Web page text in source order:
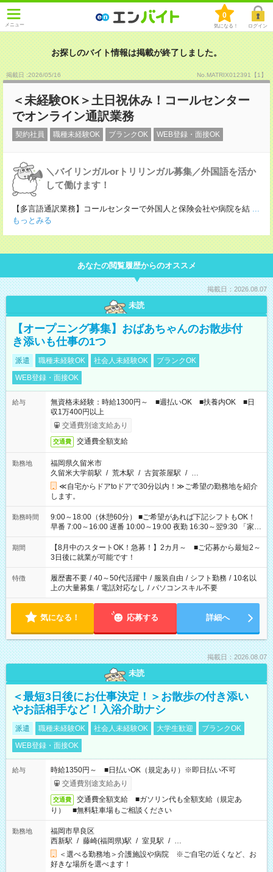
メニュー
0
気になる！ ログイン
お探しのバイト情報は掲載が終了しました。
掲載日 :2026/05/16 No.MATRIX012391【1】
＜未経験OK＞土日祝休み！コールセンター
でオンライン通訳業務
契約社員 職種未経験OK ブランクOK WEB登録・面接OK
＼バイリンガルorトリリンガル募集／外国語を活か
して働けます！
【多言語通訳業務】コールセンターで外国人と保険会社や病院を結 ...
もっとみる
あなたの閲覧履歴からのオススメ
掲載日：2026.08.07
未読
【オープニング募集】おばあちゃんのお散歩付
き添いも仕事の1つ
派遣 職種未経験OK 社会人未経験OK
ブランクOK
WEB登録・面接OK
給与
無資格未経験：時給1300円～ ■週払いOK ■扶養内OK ■日
収1万400円以上
交通費別途支給あり
交通費 交通費全額支給
勤務地
福岡県久留米市
久留米大学前駅 / 荒木駅 / 古賀茶屋駅 / …
≪自宅からドアtoドアで30分以内！≫ご希望の勤務地を紹介
します。
勤務時間
9:00～18:00（休憩60分） ■ご希望があれば下記シフトもOK！
早番 7:00～16:00 遅番 10:00～19:00 夜勤 16:30～翌9:30 「家族
と休みを合わせたい」 「余裕を持って夕飯の準備がしたい」
「できれば残業はしたくない」 など、ご希望を教えてください
ね。 ※Wワーク希望の方へ 今ご覧のお仕事で希望する勤務時間
と、もう1つのお仕事の勤務時間。 合計で週40時間を超える場
合は応募できません。
期間
【8月中のスタートOK！急募！】2カ月～ ■ご応募から最短2～
3日後に就業が可能です！
特徴 履歴書不要 / 40～50代活躍中 / 服装自由 / シフト勤務 / 10名以
上の大量募集 / 電話対応なし / パソコンスキル不要
気になる！ 応募する 詳細へ
掲載日：2026.08.07
未読
＜最短3日後にお仕事決定！＞お散歩の付き添い
やお話相手など！入浴介助ナシ
派遣 職種未経験OK 社会人未経験OK 大学生歓迎
ブランクOK
WEB登録・面接OK
給与
時給1350円～ ■日払いOK（規定あり）※即日払い不可
交通費別途支給あり
交通費
交通費全額支給 ■ガソリン代も全額支給（規定あ
り） ■無料駐車場もご相談ください
勤務地
福岡市早良区
西新駅 / 藤崎(福岡県)駅 / 室見駅 / …
＜選べる勤務地＞介護施設や病院 ※ご自宅の近くなど、お
好きな場所を選べます！